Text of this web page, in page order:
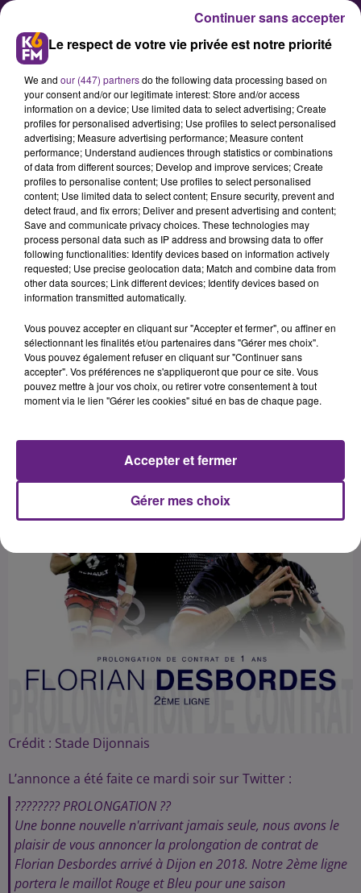
Une prolongation au Stade
Dijonnais
La direction du Stade Dijonnais a
annoncé ce mardi soir la
prolongation du contrat du 2ème
ligne Florian Desbordes.
Publié : 20 avril 2021 à 16h17 par Fabrice Aubry
Crédit : Stade Dijonnais
L’annonce a été faite ce mardi soir sur Twitter :
???????? PROLONGATION ??
Une bonne nouvelle n'arrivant jamais seule, nous avons le
plaisir de vous annoncer la prolongation de contrat de
Florian Desbordes arrivé à Dijon en 2018. Notre 2ème ligne
portera le maillot Rouge et Bleu pour une saison
Le respect de votre vie privée est notre priorité
We and our (447) partnersdo the following data processing based on
your consent and/or our legitimate interest: Store and/or access
information on a device; Use limited data to select advertising; Create
profiles for personalised advertising; Use profiles to select personalised
advertising; Measure advertising performance; Measure content
performance; Understand audiences through statistics or combinations
of data from different sources; Develop and improve services; Create
profiles to personalise content; Use profiles to select personalised
content; Use limited data to select content; Ensure security, prevent and
detect fraud, and fix errors; Deliver and present advertising and content;
Save and communicate privacy choices. These technologies may
process personal data such as IP address and browsing data to offer
following functionalities: Identify devices based on information actively
requested; Use precise geolocation data; Match and combine data from
other data sources; Link different devices; Identify devices based on
information transmitted automatically.
Vous pouvez accepter en cliquant sur "Accepter et fermer", ou affiner en
sélectionnant les finalités et/ou partenaires dans "Gérer mes choix".
Vous pouvez également refuser en cliquant sur "Continuer sans
accepter". Vos préférences ne s'appliqueront que pour ce site. Vous
pouvez mettre à jour vos choix, ou retirer votre consentement à tout
moment via le lien "Gérer les cookies" situé en bas de chaque page.
Gérer mes choix
Accepter et fermer
Continuer sans accepter